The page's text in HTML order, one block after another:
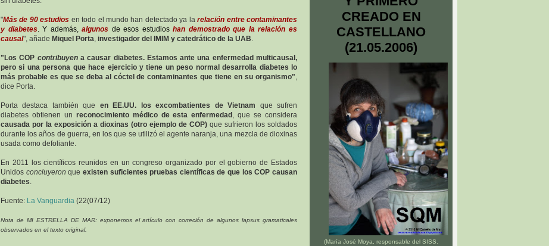
"Más de 90 estudios en todo el mundo han detectado ya larelación entre contaminantes
y diabetes. Y además,algunos de esos estudioshan demostrado que la relación es
causal", añade Miquel Porta, investigador del IMIM y catedrático de la UAB.
"Los COP contribuyena causar diabetes. Estamos ante una enfermedad multicausal,
pero si una persona que hace ejercicio y tiene un peso normal desarrolla diabetes lo
más probable es que se deba al cóctel de contaminantes que tiene en su organismo",
dice Porta.
Porta destaca también que en EE.UU. los excombatientes de Vietnam que sufren
diabetes obtienen un reconocimiento médico de esta enfermedad , que se considera
causada por la exposición a dioxinas (otro ejemplo de COP) que sufrieron los soldados
durante los años de guerra, en los que se utilizó el agente naranja, una mezcla de dioxinas
usada como defoliante.
En 2011 los científicos reunidos en un congreso organizado por el gobierno de Estados
Unidos concluyeron que existen suficientes pruebas científicas de que los COP causan
diabetes.
Fuente: La Vanguardia (22(07/12)
Nota de MI ESTRELLA DE MAR: exponemos el artículo con correción de algunos lapsus gramaticales
observados en el texto original.
CREADO EN
CASTELLANO
(21.05.2006)
(María José Moya, responsable del SISS